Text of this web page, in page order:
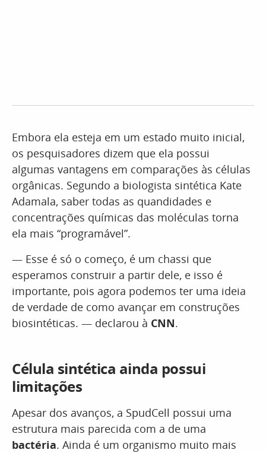
Embora ela esteja em um estado muito inicial,
os pesquisadores dizem que ela possui
algumas vantagens em comparações às células
orgânicas. Segundo a biologista sintética Kate
Adamala, saber todas as quandidades e
concentrações químicas das moléculas torna
ela mais “programável”.
— Esse é só o começo, é um chassi que
esperamos construir a partir dele, e isso é
importante, pois agora podemos ter uma ideia
de verdade de como avançar em construções
biosintéticas. — declarou à CNN.
Célula sintética ainda possui
limitações
Apesar dos avanços, a SpudCell possui uma
estrutura mais parecida com a de uma
bactéria. Ainda é um organismo muito mais